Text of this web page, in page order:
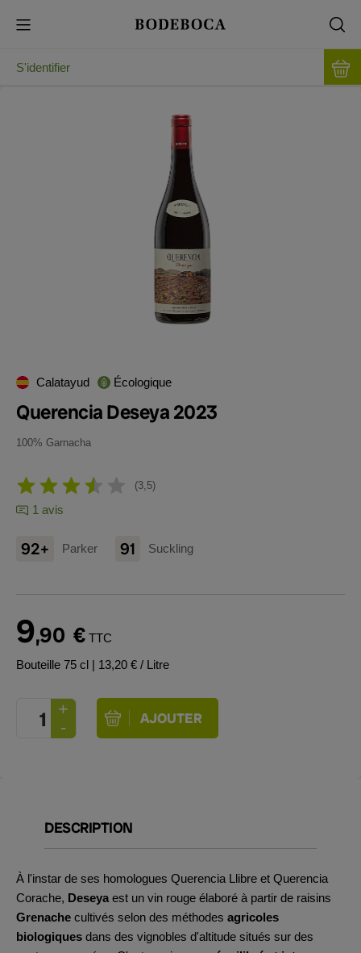
S'identifier
Calatayud Écologique
Querencia Deseya 2023
100% Garnacha
3,5
1 avis
92+ Parker 91 Suckling
9,90 € TTC
Bouteille 75 cl | 13,20 € / Litre
DESCRIPTION
À l'instar de ses homologues Querencia Llibre et Querencia
Corache, Deseya est un vin rouge élaboré à partir de raisins
Grenache cultivés selon des méthodes agricoles
biologiques dans des vignobles d'altitude situés sur des